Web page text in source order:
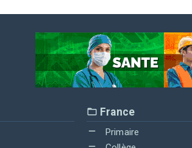
France
Primaire